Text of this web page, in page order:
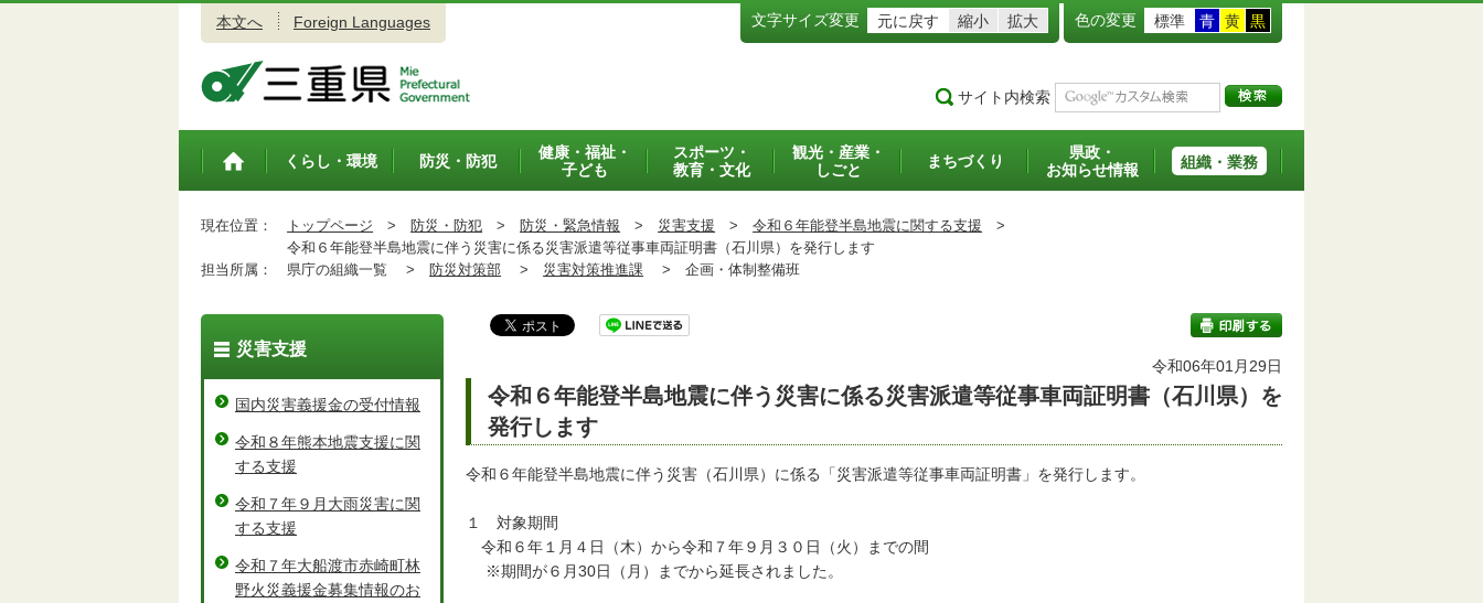
本文へ Foreign Languages 文字サイズ変更 元に戻す 縮小 拡大 色の変更 標準 青 黄 黒
サイト内検索
トップペ
くらし・環境 防災・防犯
健康・福祉・
子ども
スポーツ・
教育・文化
観光・産業・
しごと
まちづくり
県政・
お知らせ情報
組織・業務
現在位置： トップページ > 防災・防犯 > 防災・緊急情報 > 災害支援 > 令和６年能登半島地震に関する支援 >
令和６年能登半島地震に伴う災害に係る災害派遣等従事車両証明書（石川県）を発行します
担当所属：
県庁の組織一覧 > 防災対策部 > 災害対策推進課 > 企画・体制整備班
令和06年01月29日
令和６年能登半島地震に伴う災害に係る災害派遣等従事車両証明書（石川県）を
発行します
令和６年能登半島地震に伴う災害（石川県）に係る「災害派遣等従事車両証明書」を発行します。
１ 対象期間
令和６年１月４日（木）から令和７年９月３０日（火）までの間
※期間が６月30日（月）までから延長されました。
災害支援
国内災害義援金の受付情報
令和８年熊本地震支援に関
する支援
令和７年９月大雨災害に関
する支援
令和７年大船渡市赤崎町林
野火災義援金募集情報のお